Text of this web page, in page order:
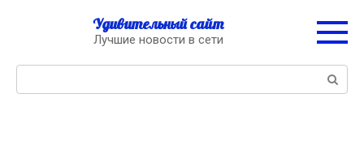
Удивительный сайт
Лучшие новости в сети